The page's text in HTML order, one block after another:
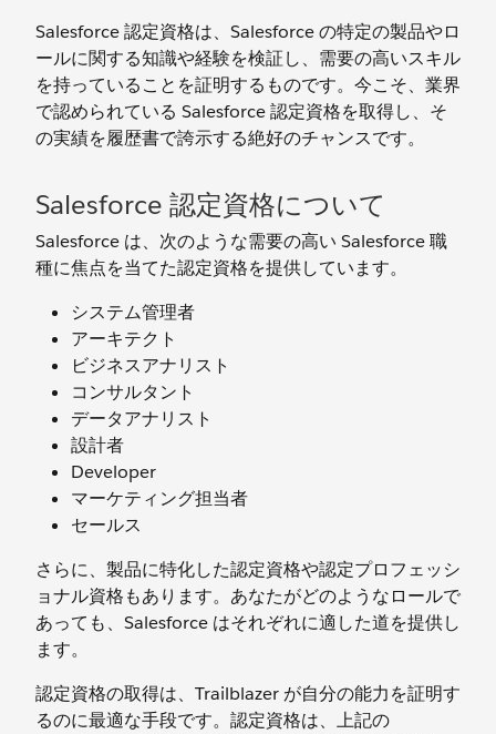
Salesforce 認定資格は、Salesforce の特定の製品やロ
ールに関する知識や経験を検証し、需要の高いスキル
を持っていることを証明するものです。今こそ、業界
で認められている Salesforce 認定資格を取得し、そ
の実績を履歴書で誇示する絶好のチャンスです。
Salesforce 認定資格について
Salesforce は、次のような需要の高い Salesforce 職
種に焦点を当てた認定資格を提供しています。
システム管理者
アーキテクト
ビジネスアナリスト
コンサルタント
データアナリスト
設計者
Developer
マーケティング担当者
セールス
さらに、製品に特化した認定資格や認定プロフェッシ
ョナル資格もあります。あなたがどのようなロールで
あっても、Salesforce はそれぞれに適した道を提供し
ます。
認定資格の取得は、Trailblazer が自分の能力を証明す
るのに最適な手段です。認定資格は、上記の